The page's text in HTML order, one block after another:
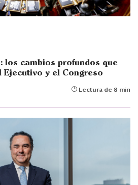
los cambios profundos que
Ejecutivo y el Congreso
Lectura de 8 min